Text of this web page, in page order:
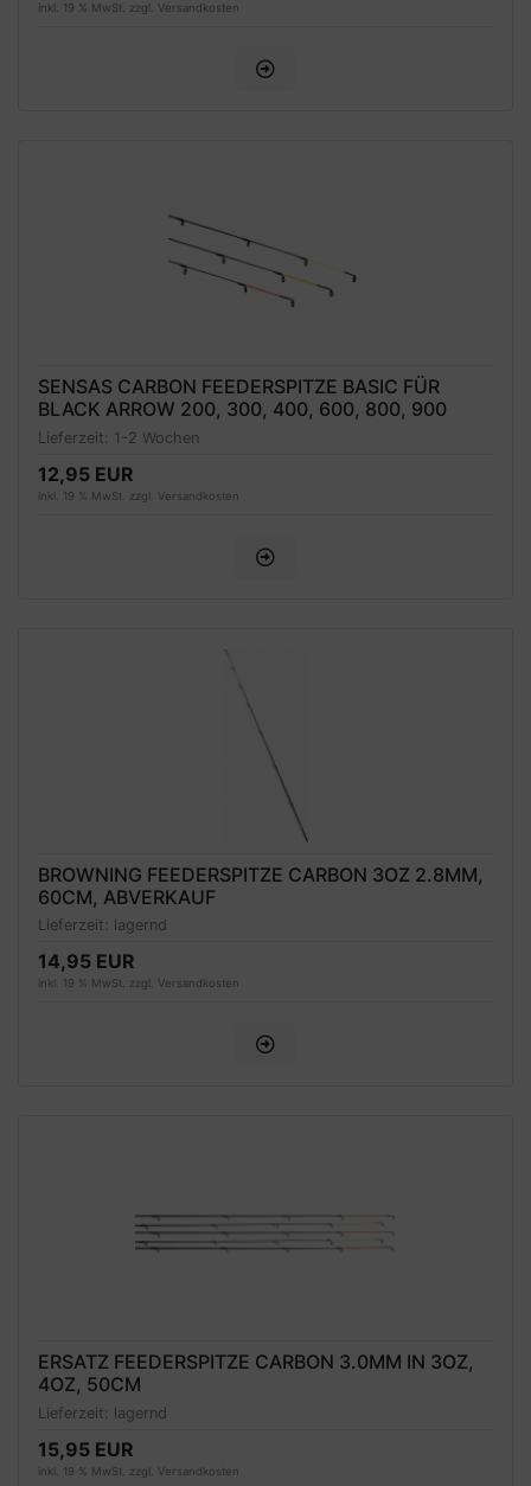
inkl. 19 % MwSt. zzgl. Versandkosten
SENSAS CARBON FEEDERSPITZE BASIC FÜR
BLACK ARROW 200, 300, 400, 600, 800, 900
2.2MM
Lieferzeit: 1-2 Wochen
12,95 EUR
inkl. 19 % MwSt. zzgl. Versandkosten
BROWNING FEEDERSPITZE CARBON 3OZ 2.8MM,
60CM, ABVERKAUF
Lieferzeit: lagernd
14,95 EUR
inkl. 19 % MwSt. zzgl. Versandkosten
ERSATZ FEEDERSPITZE CARBON 3.0MM IN 3OZ,
4OZ, 50CM
Lieferzeit: lagernd
15,95 EUR
inkl. 19 % MwSt. zzgl. Versandkosten